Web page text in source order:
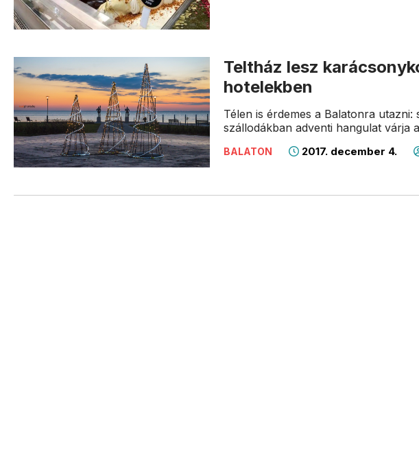
Teltház lesz
hotelekben
Télen is érdemes a Balatonra
szállodákban adventi hangulat várja
BALATON 2017. december 4.